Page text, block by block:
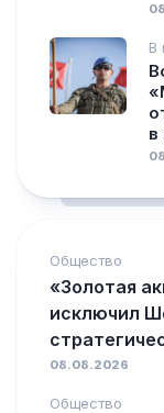
В
в
Общество
«Золотая
исключил
08.08.2026
Общество